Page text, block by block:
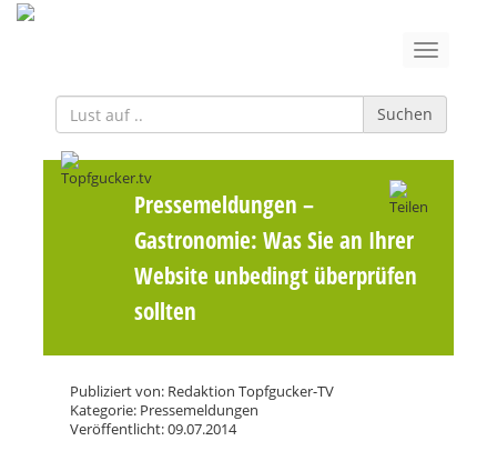
Suchen
Pressemeldungen –
Gastronomie: Was Sie an Ihrer
Website unbedingt überprüfen
sollten
Publiziert von: Redaktion Topfgucker-TV
Kategorie: Pressemeldungen
Veröffentlicht: 09.07.2014